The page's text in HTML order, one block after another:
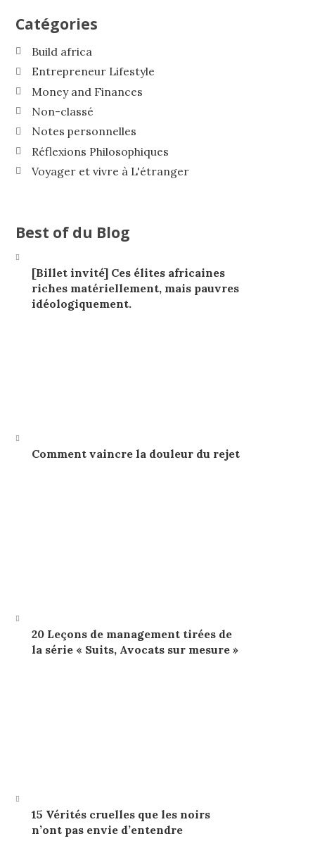
Catégories
Build africa
Entrepreneur Lifestyle
Money and Finances
Non-classé
Notes personnelles
Réflexions Philosophiques
Voyager et vivre à L'étranger
Best of du Blog
[Billet invité] Ces élites africaines
riches matériellement, mais pauvres
idéologiquement.
Comment vaincre la douleur du rejet
20 Leçons de management tirées de
la série « Suits, Avocats sur mesure »
15 Vérités cruelles que les noirs
n’ont pas envie d’entendre